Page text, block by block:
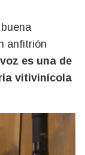
anfitrión
es una de
vitivinícola